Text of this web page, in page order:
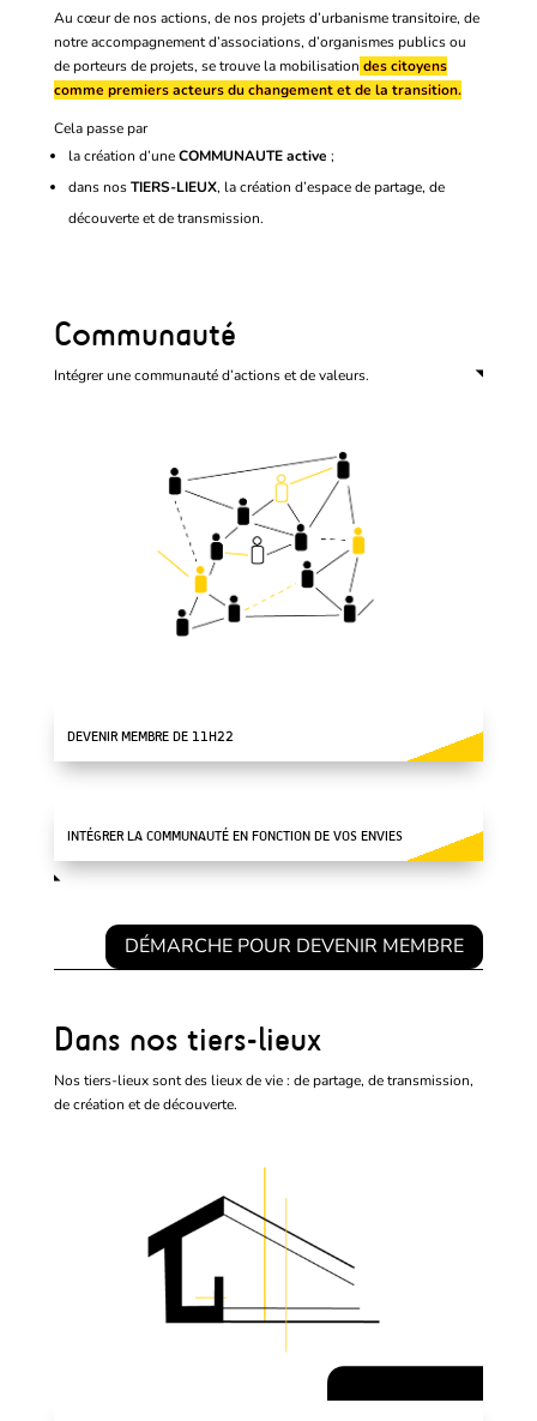
Au cœur de nos actions, de nos projets d’urbanisme transitoire, de
notre accompagnement d’associations, d’organismes publics ou
de porteurs de projets, se trouve la mobilisation des citoyens
comme premiers acteurs du changement et de la transition.
Cela passe par
la création d’uneCOMMUNAUTE active ;
dans nosTIERS-LIEUX, la création d’espace de partage, de
découverte et de transmission.
Communauté
Intégrer une communauté d’actions et de valeurs.
DEVENIR MEMBRE DE 11H22
INTÉGRER LA COMMUNAUTÉ EN FONCTION DE VOS ENVIES
DÉMARCHE POUR DEVENIR MEMBRE
Dans nos tiers-lieux
Nos tiers-lieux sont des lieux de vie : de partage, de transmission,
de création et de découverte.